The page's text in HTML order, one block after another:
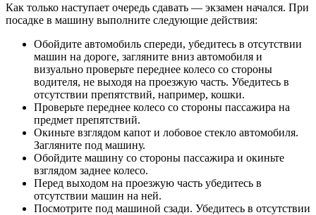
Как только наступает очередь сдавать — экзамен начался. При
посадке в машину выполните следующие действия:
Обойдите автомобиль спереди, убедитесь в отсутствии
машин на дороге, загляните вниз автомобиля и
визуально проверьте переднее колесо со стороны
водителя, не выходя на проезжую часть. Убедитесь в
отсутствии препятствий, например, кошки.
Проверьте переднее колесо со стороны пассажира на
предмет препятствий.
Окиньте взглядом капот и лобовое стекло автомобиля.
Загляните под машину.
Обойдите машину со стороны пассажира и окиньте
взглядом заднее колесо.
Перед выходом на проезжую часть убедитесь в
отсутствии машин на ней.
Посмотрите под машиной сзади. Убедитесь в отсутствии